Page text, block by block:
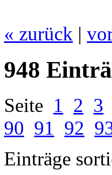
« zurück |
948
Seite 1 2 3
90 91 92
Einträge